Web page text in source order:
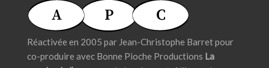
Réactivée en 2005 par Jean-Christophe Barret pour
co-produire avec Bonne Pioche Productions La